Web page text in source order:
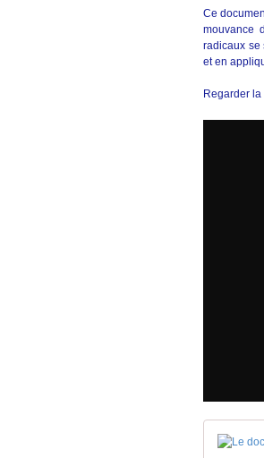
Ce
mouvance
radicaux se
et en
Regarder